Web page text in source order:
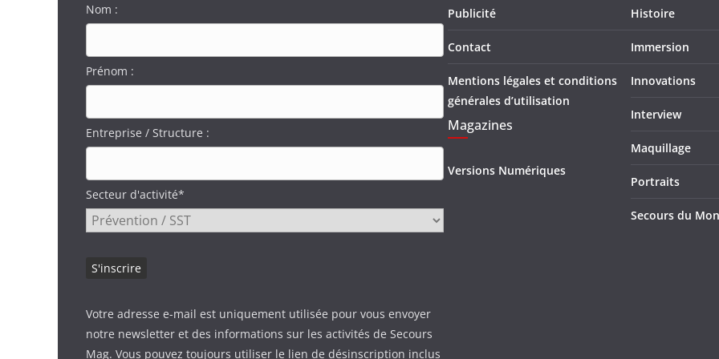
Nom :
Prénom :
Entreprise / Structure :
Secteur d'activité*
Votre adresse e-mail est uniquement utilisée pour vous envoyer
notre newsletter et des informations sur les activités de Secours
Mag. Vous pouvez toujours utiliser le lien de désinscription inclus
Publicité
Contact
Mentions légales et conditions
générales d’utilisation
Magazines
Versions Numériques
Histoire
Immersion
Innovations
Interview
Maquillage
Portraits
Secours du